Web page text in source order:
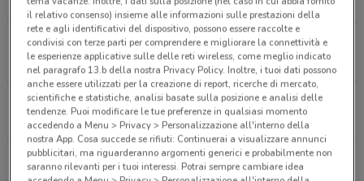
Via Mary Pandolfi De Rinaldis 28/30 Roma
11.7 km
CHIUSO
Via Collatina 858 Lunghezza
12.1 km
CHIUSO
Tutti i negozi Scarpe & Scarpe
il relativo consenso) insieme alle informazioni sulle prestazioni della
rete e agli identificativi del dispositivo, possono essere raccolte e
condivisi con terze parti per comprendere e migliorare la connettività e
le esperienze applicative sulle delle reti wireless, come meglio indicato
nel paragrafo 13.b della nostra Privacy Policy. Inoltre, i tuoi dati possono
anche essere utilizzati per la creazione di report, ricerche di mercato,
scientifiche e statistiche, analisi basate sulla posizione e analisi delle
tendenze. Puoi modificare le tue preferenze in qualsiasi momento
accedendo a Menu > Privacy > Personalizzazione all'interno della
nostra App. Cosa succede se rifiuti: Continuerai a visualizzare annunci
pubblicitari, ma riguarderanno argomenti generici e probabilmente non
saranno rilevanti per i tuoi interessi. Potrai sempre cambiare idea